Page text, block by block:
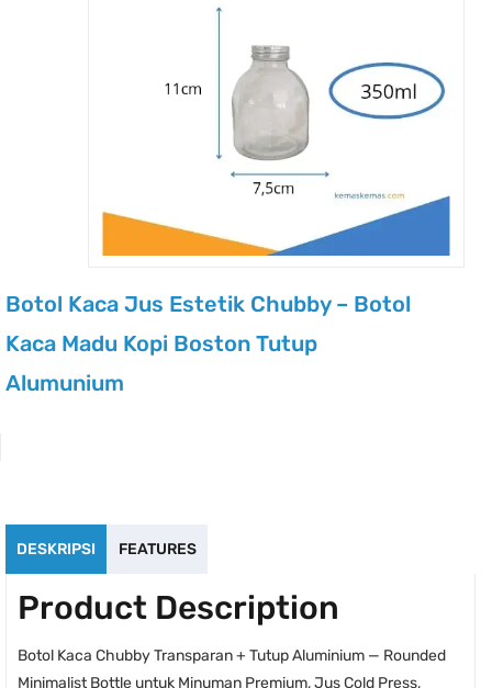
Botol Kaca Jus Estetik Chubby – Botol
Kaca Madu Kopi Boston Tutup
Alumunium
DESKRIPSI FEATURES
Product Description
Botol Kaca Chubby Transparan + Tutup Aluminium — Rounded
Minimalist Bottle untuk Minuman Premium, Jus Cold Press,